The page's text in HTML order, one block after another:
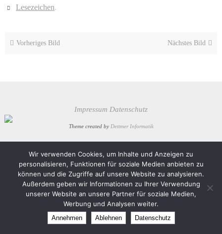
Lesezeichen.
Vorheriges Bild Nächstes Bild
Impressum Datenschutz
Theme created by Dettmer Informatik
Wir verwenden Cookies, um Inhalte und Anzeigen zu
personalisieren, Funktionen für soziale Medien anbieten zu
können und die Zugriffe auf unsere Website zu analysieren.
Außerdem geben wir Informationen zu Ihrer Verwendung
unserer Website an unsere Partner für soziale Medien,
Werbung und Analysen weiter.
Annehmen Ablehnen Datenschutz